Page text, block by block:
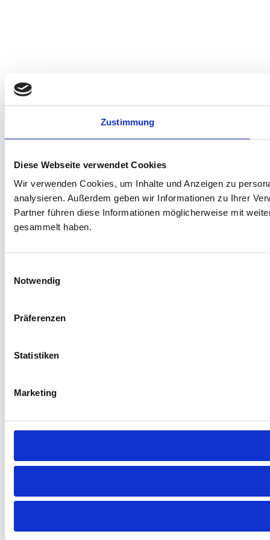
Zustimmung
Diese Webseite verwendet Cookies
Wir verwenden Cookies, um Inhalte und Anzeigen zu
analysieren. Außerdem geben wir Informationen zu Ihrer
Partner führen diese Informationen möglicherweise mit
gesammelt haben.
Notwendig
Präferenzen
Statistiken
Marketing